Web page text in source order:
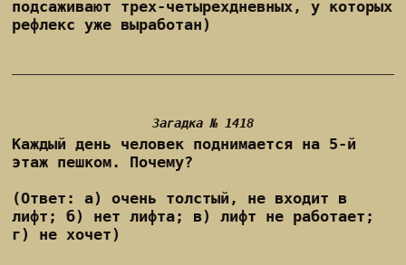
подсаживают трех-четырехдневных, у которых
рефлекс уже выработан)
Загадка № 1418
Каждый день человек поднимается на 5-й
этаж пешком. Почему?
(Ответ: а) очень толстый, не входит в
лифт; б) нет лифта; в) лифт не работает;
г) не хочет)